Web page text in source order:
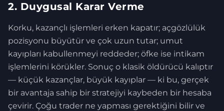
2. Duygusal Karar Verme
Korku, kazançlı işlemleri erken kapatır; açgözlülük
pozisyonu büyütür ve çok uzun tutar; umut
kayıpları kabullenmeyi reddeder; öfke ise intikam
işlemlerini körükler. Sonuç o klasik öldürücü kalıptır
— küçük kazançlar, büyük kayıplar — ki bu, gerçek
bir avantaja sahip bir stratejiyi kaybeden bir hesaba
çevirir. Çoğu trader ne yapması gerektiğini bilir ve